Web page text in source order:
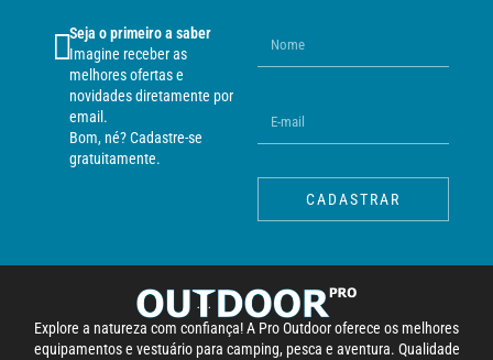
Seja o primeiro a saber
Imagine receber as
melhores ofertas e
novidades diretamente por
email.
Bom, né? Cadastre-se
gratuitamente.
CADASTRAR
Explore a natureza com confiança! A Pro Outdoor oferece os melhores
equipamentos e vestuário para camping, pesca e aventura. Qualidade